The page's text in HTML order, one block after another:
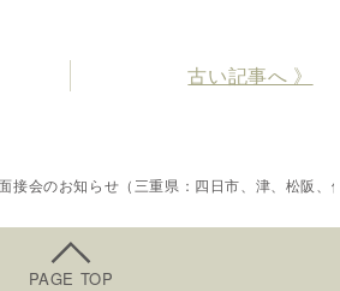
古い記事へ 》
接会のお知らせ（三重県：四日市、津、松阪、
PAGE TOP